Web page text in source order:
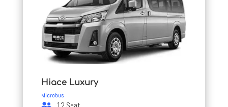
Hiace Luxury
Microbus